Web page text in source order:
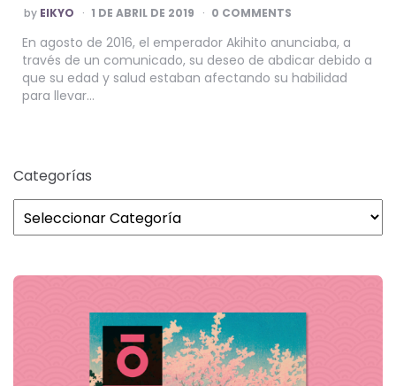
POSTED
BY
by EIKYO 1 DE ABRIL DE 2019 0 COMMENTS
En agosto de 2016, el emperador Akihito anunciaba, a
través de un comunicado, su deseo de abdicar debido a
que su edad y salud estaban afectando su habilidad
para llevar…
Categorías